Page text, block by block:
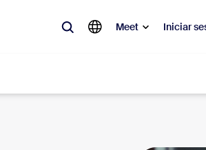
Meet Iniciar